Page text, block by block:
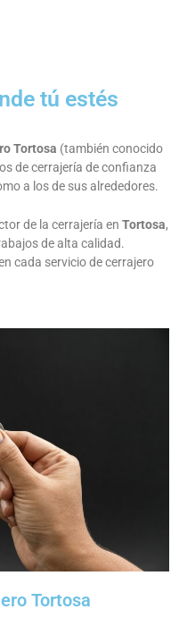
tú estés
Tortosa (también conocido
de cerrajería de confianza
a los de sus alrededores.
de la cerrajería en Tortosa,
de alta calidad.
cada servicio de cerrajero
Tortosa